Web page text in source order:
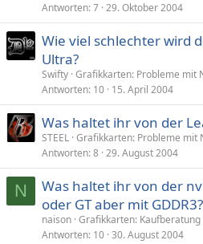
Antworten 7 29. Oktober 2004
Wie viel schlechter wird
Ultra?
Swifty Grafikkarten: Probleme mit
Antworten 10 15. April 2004
Was haltet ihr von der
STEEL Grafikkarten: Probleme mit
Antworten 8 29. August 2004
N
Was haltet ihr von der
oder GT aber mit GDDR3?
naison Grafikkarten: Kaufberatung
Antworten 10 30. August 2004